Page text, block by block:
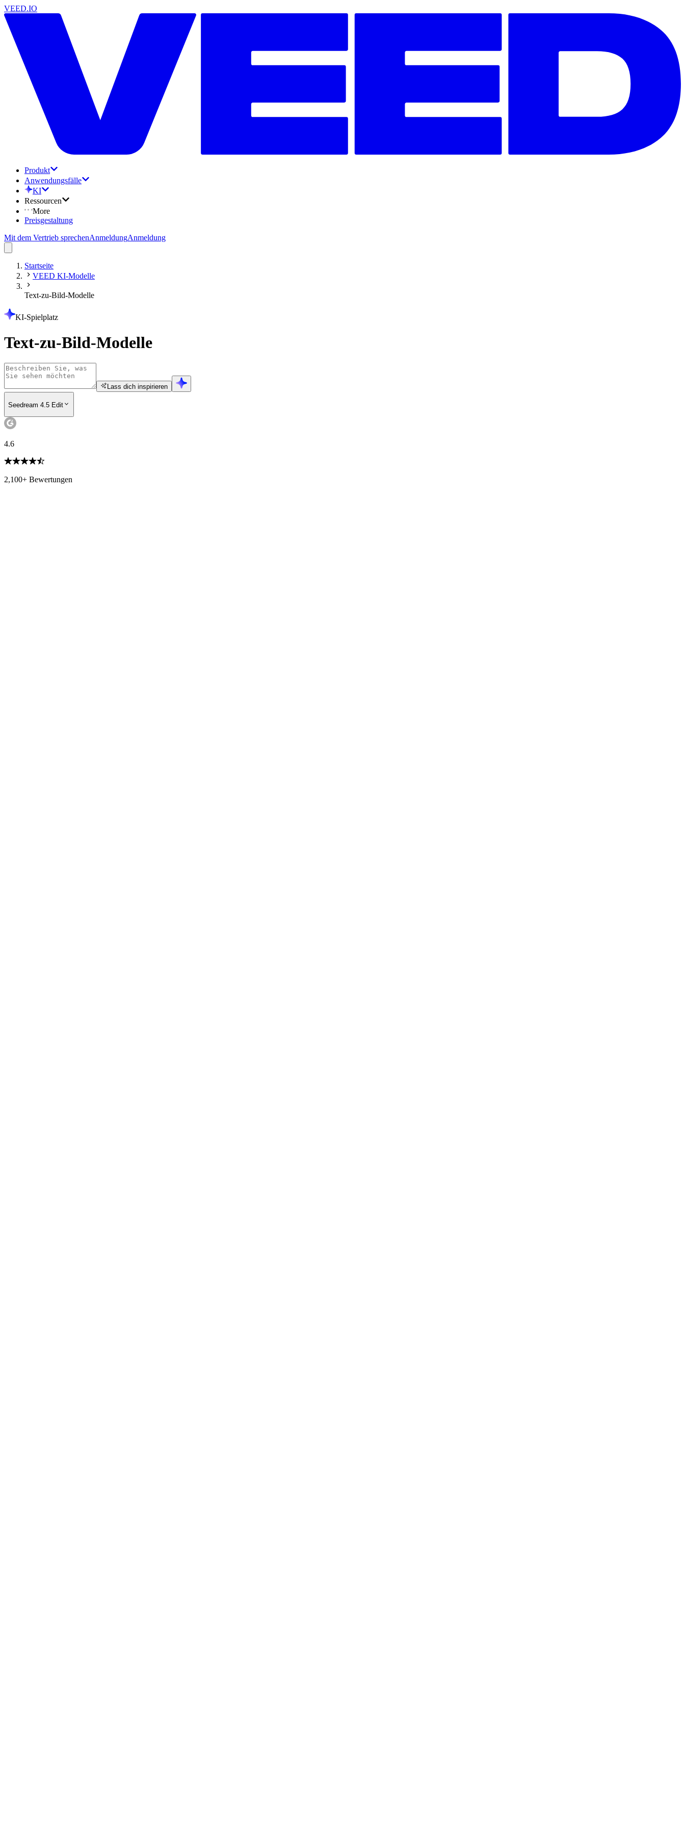
VEED.IO
Produkt
Anwendungsfälle
KI
Ressourcen
More
Preisgestaltung
Mit dem Vertrieb sprechenAnmeldungAnmeldung
Startseite
VEED KI-Modelle
Text-zu-Bild-Modelle
KI-Spielplatz
Text-zu-Bild-Modelle
Lass dich inspirieren
Seedream 4.5 Edit
4.6
2,100+ Bewertungen